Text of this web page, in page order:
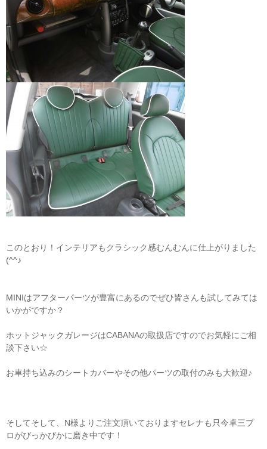
このとおり！インテリアもクラシック感むんむんに仕上がりました
(^^♪
MINIはアフターパーツが豊富にあるのでぜひ皆さんも試してみては
いかがですか？
ホットジャックガレージはCABANAの取扱店ですのでお気軽にご相
談下さい☆
お車持ち込みのシートカバーやその他パーツの取付のみも大歓迎♪
そしてそして、N様よりご注文頂いておりますセレナも只今卓三プ
ロがびっかびかに磨き中です！